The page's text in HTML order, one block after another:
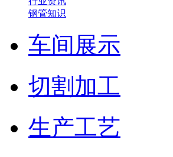
钢管知识
车间展示
切割加工
生产工艺